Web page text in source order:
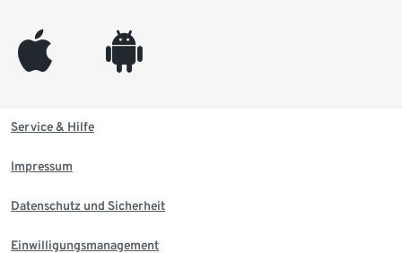
appleinc android
Service & Hilfe
Impressum
Datenschutz und Sicherheit
Einwilligungsmanagement